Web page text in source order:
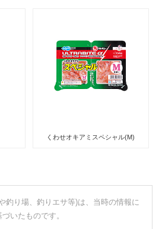
くわせオキアミスペシャル(M)
釣り場、釣りエサ等)は、当時の情報に
づいたものです。